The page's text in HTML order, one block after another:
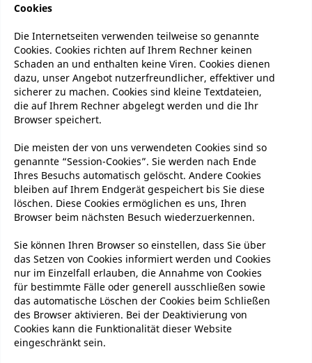
Cookies
Die Internetseiten verwenden teilweise so genannte
Cookies. Cookies richten auf Ihrem Rechner keinen
Schaden an und enthalten keine Viren. Cookies dienen
dazu, unser Angebot nutzerfreundlicher, effektiver und
sicherer zu machen. Cookies sind kleine Textdateien,
die auf Ihrem Rechner abgelegt werden und die Ihr
Browser speichert.
Die meisten der von uns verwendeten Cookies sind so
genannte “Session-Cookies”. Sie werden nach Ende
Ihres Besuchs automatisch gelöscht. Andere Cookies
bleiben auf Ihrem Endgerät gespeichert bis Sie diese
löschen. Diese Cookies ermöglichen es uns, Ihren
Browser beim nächsten Besuch wiederzuerkennen.
Sie können Ihren Browser so einstellen, dass Sie über
das Setzen von Cookies informiert werden und Cookies
nur im Einzelfall erlauben, die Annahme von Cookies
für bestimmte Fälle oder generell ausschließen sowie
das automatische Löschen der Cookies beim Schließen
des Browser aktivieren. Bei der Deaktivierung von
Cookies kann die Funktionalität dieser Website
eingeschränkt sein.